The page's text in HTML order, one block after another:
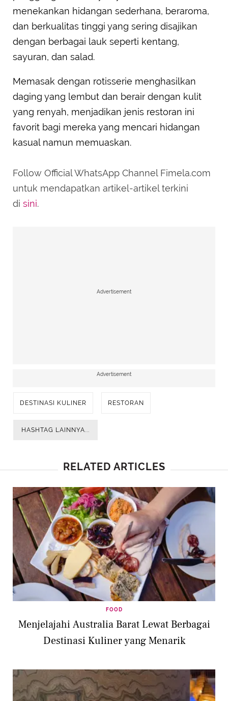
menekankan hidangan sederhana, beraroma,
dan berkualitas tinggi yang sering disajikan
dengan berbagai lauk seperti kentang,
sayuran, dan salad.
Memasak dengan rotisserie menghasilkan
daging yang lembut dan berair dengan kulit
yang renyah, menjadikan jenis restoran ini
favorit bagi mereka yang mencari hidangan
kasual namun memuaskan.
Follow Official WhatsApp Channel Fimela.com
untuk mendapatkan artikel-artikel terkini
di sini.
Advertisement
Advertisement
DESTINASI KULINER RESTORAN
HASHTAG LAINNYA...
RELATED ARTICLES
FOOD
Menjelajahi Australia Barat Lewat Berbagai
Destinasi Kuliner yang Menarik